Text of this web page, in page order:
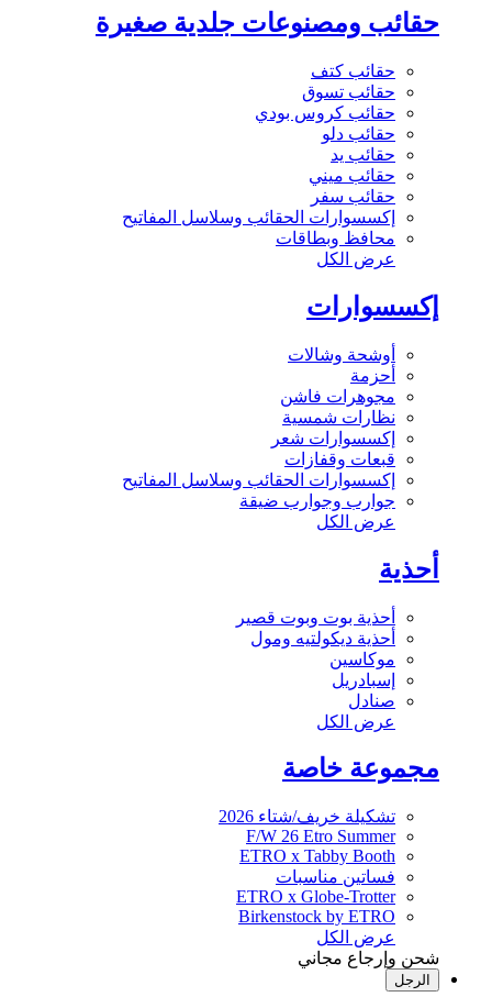
حقائب ومصنوعات جلدية صغيرة
حقائب كتف
حقائب تسوق
حقائب كروس بودي
حقائب دلو
حقائب يد
حقائب ميني
حقائب سفر
إكسسوارات الحقائب وسلاسل المفاتيح
محافظ وبطاقات
عرض الكل
إكسسوارات
أوشحة وشالات
أحزمة
مجوهرات فاشن
نظارات شمسية
إكسسوارات شعر
قبعات وقفازات
إكسسوارات الحقائب وسلاسل المفاتيح
جوارب وجوارب ضيقة
عرض الكل
أحذية
أحذية بوت وبوت قصير
أحذية ديكولتيه ومول
موكاسين
إسبادريل
صنادل
عرض الكل
مجموعة خاصة
تشكيلة خريف/شتاء 2026
F/W 26 Etro Summer
ETRO x Tabby Booth
فساتين مناسبات
ETRO x Globe-Trotter
Birkenstock by ETRO
عرض الكل
شحن وإرجاع مجاني
الرجل